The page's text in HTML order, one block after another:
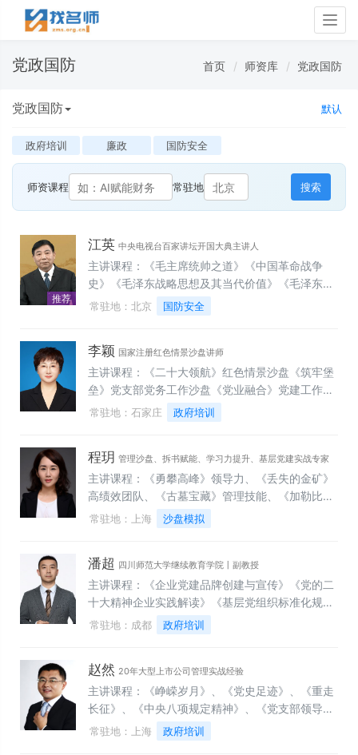
党政国防 首页 师资库 党政国防
党政国防 默认
政府培训 廉政 国防安全
师资课程 常驻地 搜索
推荐
江英 中央电视台百家讲坛开国大典主讲人
主讲课程：《毛主席统帅之道》《中国革命战争
史》《毛泽东战略思想及其当代价值》《毛泽东的
统帅之道》《国防安全讲座》
常驻地：北京 国防安全
李颖 国家注册红色情景沙盘讲师
主讲课程：《二十大领航》红色情景沙盘《筑牢堡
垒》党支部党务工作沙盘《党业融合》党建工作创
新沙盘《信念如警》党性教育主题沙盘《打铁还需
自身硬》廉政教育沙盘《领军之道》红色领导力沙
解读二十大奋进新征程《百年党史：学百年党史，
牢记初心使命》《落地做实：新时代国企党支部工
作实务》《党风廉政：新时代党风廉政建设新形势
新要求》《领袖思维：向毛主席学习战略思维和领
导艺术》《双向融合：新时代将国企党建与企业文
新与全面提高党建科学化水平》
常驻地：石家庄 政府培训
程玥 管理沙盘、拆书赋能、学习力提升、基层党建实战专家
主讲课程：《勇攀高峰》领导力、《丢失的金矿》
高绩效团队、《古墓宝藏》管理技能、《加勒比海
盗》跨部门沟通协作、《沙漠掘金》项目管理、读
《毛选》学战略/管理/分析解决问题、拆书法培
织学习力》、《终身成长-树立成长型心智》、
《复盘-将经验转化为能力》、《拆书-将书本知识
转化为能力》、《用教员的方法学毛选》、《AI赋
能基层党务工作》《党建业务融合-行业最佳实
践》《党支部领导力》《创品牌就是创特色，创特
岁月》沙盘、《重走长征》沙盘、《党史教育》沙
盘、《八项规定精神学习》沙盘
常驻地：上海 沙盘模拟
潘超 四川师范大学继续教育学院丨副教授
主讲课程：《企业党建品牌创建与宣传》《党的二
十大精神企业实践解读》《基层党组织标准化规范
化建设》《全国纪检监察干部监督执纪精研业务能
力提升》《迈向高质量发展：“十五五”规划与宏观
与业务融合实践》
常驻地：成都 政府培训
赵然 20年大型上市公司管理实战经验
主讲课程：《峥嵘岁月》、《党史足迹》、《重走
长征》、《中央八项规定精神》、《党支部领导
力》《AI 赋能-打造组织高效执行力》、《AI驱动
高绩效团队构建》、《AI驱动敏捷项目管理》、
常驻地：上海 政府培训